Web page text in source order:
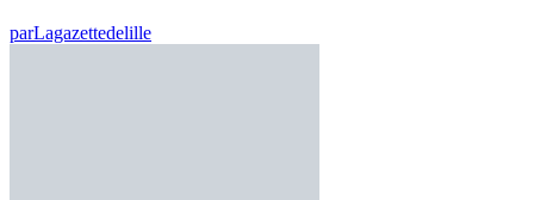
parLagazettedelille